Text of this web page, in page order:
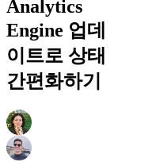
Analytics
Engine 업데
이트로 상태
간편화하기